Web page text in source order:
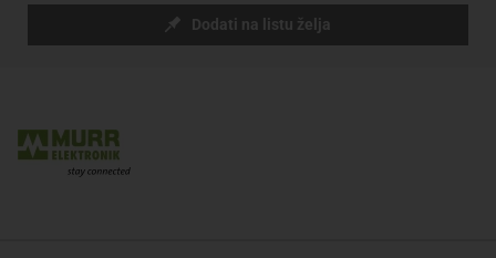
Dodati na listu želja